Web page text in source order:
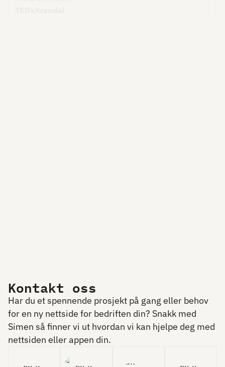
Kontakt oss
Har du et spennende prosjekt på gang eller behov
for en ny nettside for bedriften din? Snakk med
Simen så finner vi ut hvordan vi kan hjelpe deg med
nettsiden eller appen din.